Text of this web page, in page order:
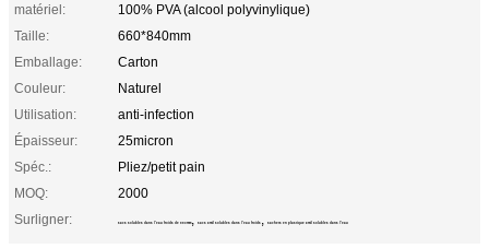
matériel:
100% PVA (alcool polyvinylique)
Taille:
660*840mm
Emballage:
Carton
Couleur:
Naturel
Utilisation:
anti-infection
Épaisseur:
25micron
Spéc.:
Pliez/petit pain
MOQ:
2000
Surligner:
sacs solubles dans l'eau froids de 990mm, sacs 8mil solubles dans l'eau froids , sachets en plastique 8mil solubles dans l'eau